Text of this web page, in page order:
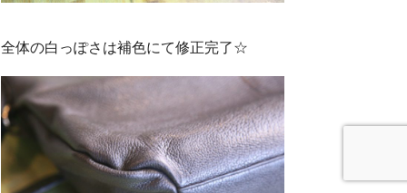
全体の白っぽさは補色にて修正完了☆